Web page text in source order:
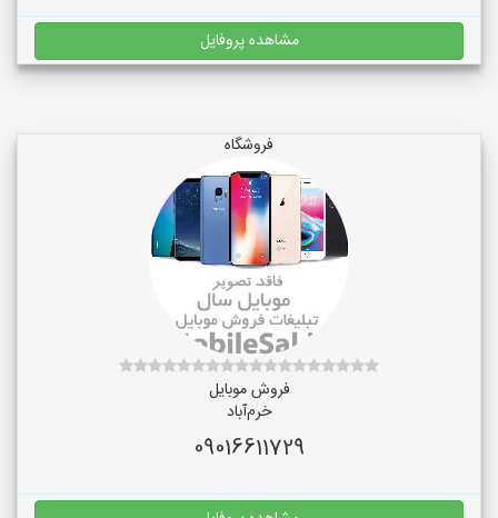
مشاهده پروفایل
فروشگاه
فروش موبایل
خرم‌آباد
09016611729